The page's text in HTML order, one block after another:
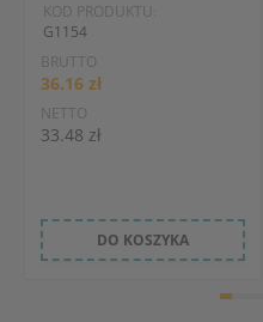
KOD PRODUKTU:
G1154
BRUTTO
36.16 zł
NETTO
33.48 zł
DO KOSZYKA